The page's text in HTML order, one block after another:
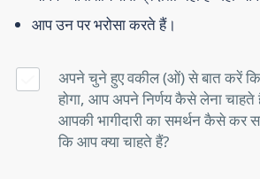
आप उन पर भरोसा करते हैं।
अपने चुने हुए वकील (ओं) से बात करें कि
होगा, आप अपने निर्णय कैसे लेना
आपकी भागीदारी का समर्थन कैसे कर
कि आप क्या चाहते हैं?